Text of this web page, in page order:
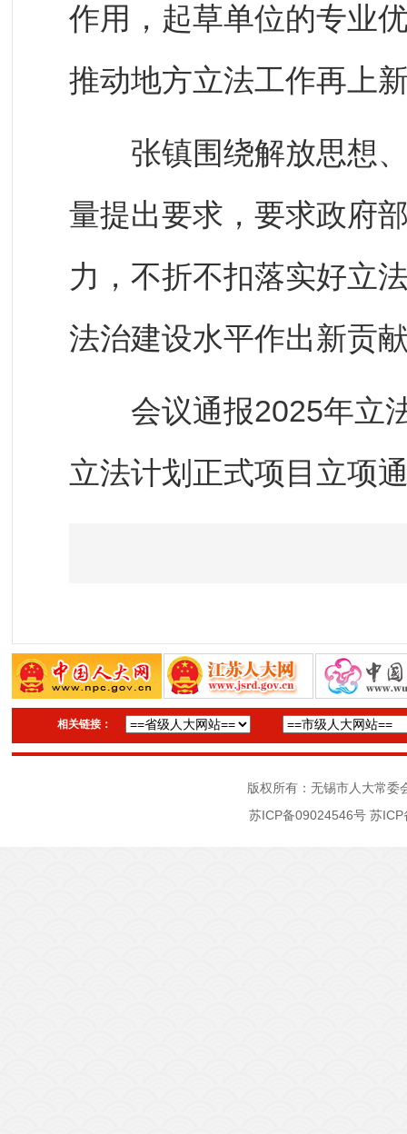
作用，起草单位的专业
推动地方立法工作再上
张镇围绕解放思想、
量提出要求，要求政府
力，不折不扣落实好立
法治建设水平作出新贡
会议通报2025年立法
立法计划正式项目立项
相关链接：
版权所有：无锡市人大常
苏ICP备09024546号 苏ICP